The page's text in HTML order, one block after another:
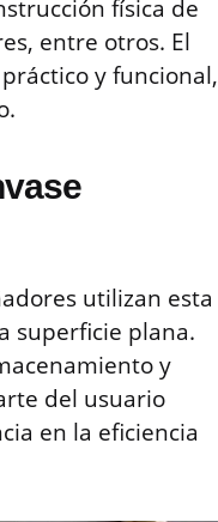
física de
entre otros. El
y funcional,
utilizan esta
superficie plana.
y
del usuario
en la eficiencia